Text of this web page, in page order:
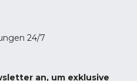
24/7
an, um exklusive